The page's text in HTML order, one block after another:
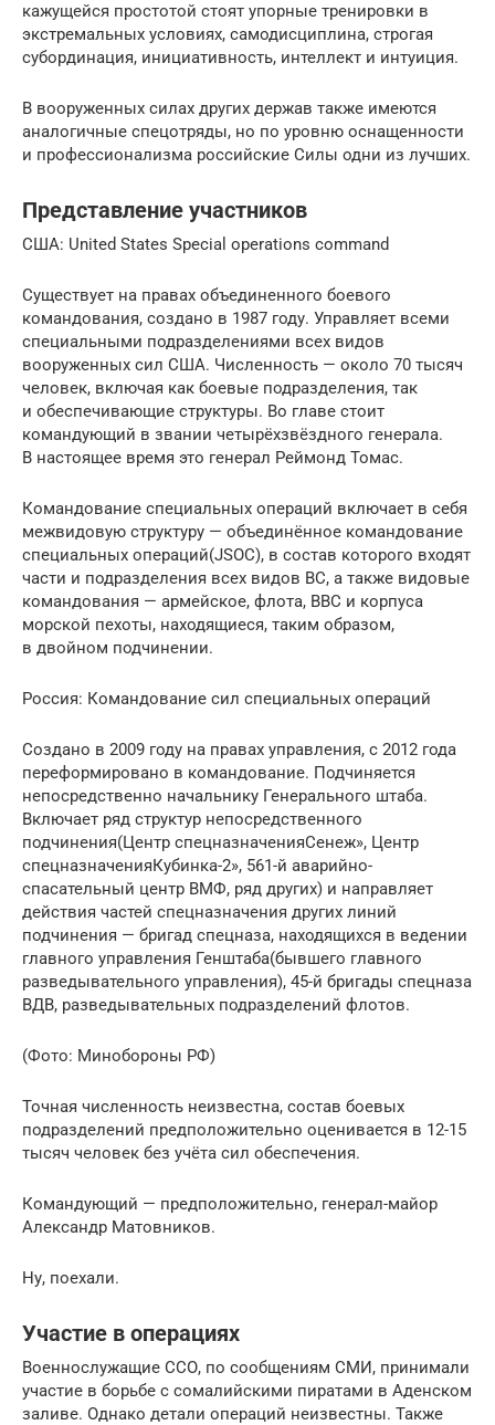
кажущейся простотой стоят упорные тренировки в
экстремальных условиях, самодисциплина, строгая
субординация, инициативность, интеллект и интуиция.
В вооруженных силах других держав также имеются
аналогичные спецотряды, но по уровню оснащенности
и профессионализма российские Силы одни из лучших.
Представление участников
США: United States Special operations command
Существует на правах объединенного боевого
командования, создано в 1987 году. Управляет всеми
специальными подразделениями всех видов
вооруженных сил США. Численность — около 70 тысяч
человек, включая как боевые подразделения, так
и обеспечивающие структуры. Во главе стоит
командующий в звании четырёхзвёздного генерала.
В настоящее время это генерал Реймонд Томас.
Командование специальных операций включает в себя
межвидовую структуру — объединённое командование
специальных операций(JSOC), в состав которого входят
части и подразделения всех видов ВС, а также видовые
командования — армейское, флота, ВВС и корпуса
морской пехоты, находящиеся, таким образом,
в двойном подчинении.
Россия: Командование сил специальных операций
Создано в 2009 году на правах управления, с 2012 года
переформировано в командование. Подчиняется
непосредственно начальнику Генерального штаба.
Включает ряд структур непосредственного
подчинения(Центр спецназначенияСенеж», Центр
спецназначенияКубинка-2», 561-й аварийно-
спасательный центр ВМФ, ряд других) и направляет
действия частей спецназначения других линий
подчинения — бригад спецназа, находящихся в ведении
главного управления Генштаба(бывшего главного
разведывательного управления), 45-й бригады спецназа
ВДВ, разведывательных подразделений флотов.
(Фото: Минобороны РФ)
Точная численность неизвестна, состав боевых
подразделений предположительно оценивается в 12-15
тысяч человек без учёта сил обеспечения.
Командующий — предположительно, генерал-майор
Александр Матовников.
Ну, поехали.
Участие в операциях
Военнослужащие ССО, по сообщениям СМИ, принимали
участие в борьбе с сомалийскими пиратами в Аденском
заливе. Однако детали операций неизвестны. Также